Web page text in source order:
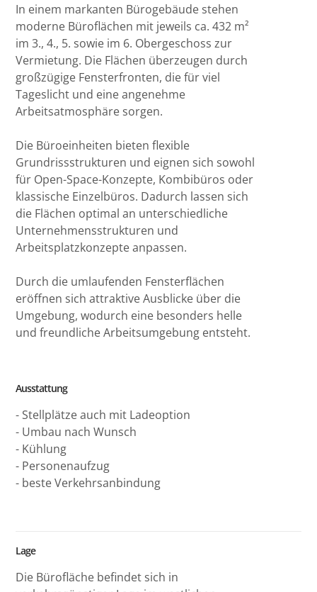
In einem markanten Bürogebäude stehen
moderne Büroflächen mit jeweils ca. 432 m²
im 3., 4., 5. sowie im 6. Obergeschoss zur
Vermietung. Die Flächen überzeugen durch
großzügige Fensterfronten, die für viel
Tageslicht und eine angenehme
Arbeitsatmosphäre sorgen.
Die Büroeinheiten bieten flexible
Grundrissstrukturen und eignen sich sowohl
für Open-Space-Konzepte, Kombibüros oder
klassische Einzelbüros. Dadurch lassen sich
die Flächen optimal an unterschiedliche
Unternehmensstrukturen und
Arbeitsplatzkonzepte anpassen.
Durch die umlaufenden Fensterflächen
eröffnen sich attraktive Ausblicke über die
Umgebung, wodurch eine besonders helle
und freundliche Arbeitsumgebung entsteht.
Ausstattung
- Stellplätze auch mit Ladeoption
- Umbau nach Wunsch
- Kühlung
- Personenaufzug
- beste Verkehrsanbindung
Lage
Die Bürofläche befindet sich in